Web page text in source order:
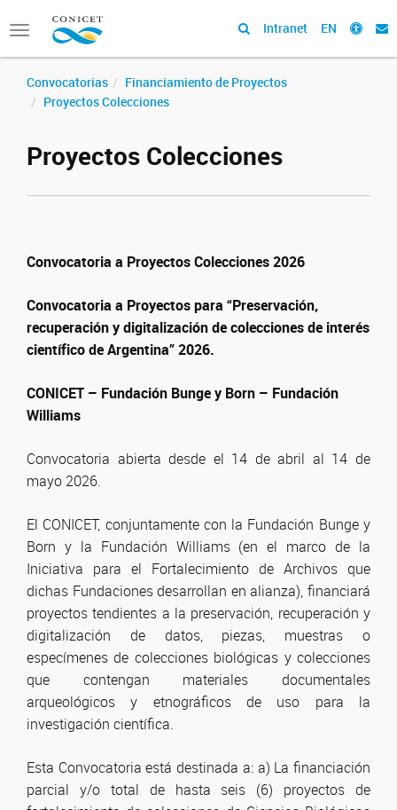
Toggle
navigation
Intranet EN
Convocatorias
Financiamiento de Proyectos
Proyectos Colecciones
Proyectos Colecciones
Convocatoria a Proyectos Colecciones 2026
Convocatoria a Proyectos para “Preservación,
recuperación y digitalización de colecciones de interés
científico de Argentina” 2026.
CONICET – Fundación Bunge y Born – Fundación
Williams
Convocatoria abierta desde el 14 de abril al 14 de
mayo 2026.
El CONICET, conjuntamente con la Fundación Bunge y
Born y la Fundación Williams (en el marco de la
Iniciativa para el Fortalecimiento de Archivos que
dichas Fundaciones desarrollan en alianza), financiará
proyectos tendientes a la preservación, recuperación y
digitalización de datos, piezas, muestras o
especímenes de colecciones biológicas y colecciones
que contengan materiales documentales
arqueológicos y etnográficos de uso para la
investigación científica.
Esta Convocatoria está destinada a: a) La financiación
parcial y/o total de hasta seis (6) proyectos de